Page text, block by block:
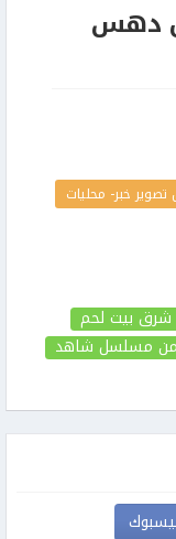
دهس
خبر- محليات
بيت لحم
من مسلسل شاهد